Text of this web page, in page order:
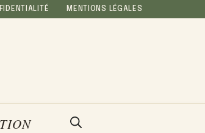
MENTIONS LÉGALES